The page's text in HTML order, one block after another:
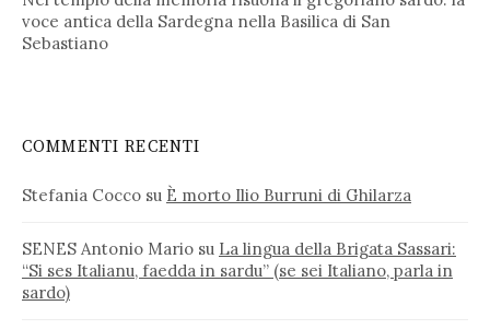
voce antica della Sardegna nella Basilica di San
Sebastiano
COMMENTI RECENTI
Stefania Cocco su È morto Ilio Burruni di Ghilarza
SENES Antonio Mario su La lingua della Brigata Sassari:
“Si ses Italianu, faedda in sardu” (se sei Italiano, parla in
sardo)